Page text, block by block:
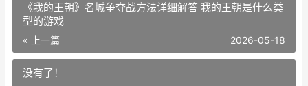
《我的王朝》名城争夺战方法详细解答 我的王朝是什么类
型的游戏
« 上一篇 2026-05-18
没有了！